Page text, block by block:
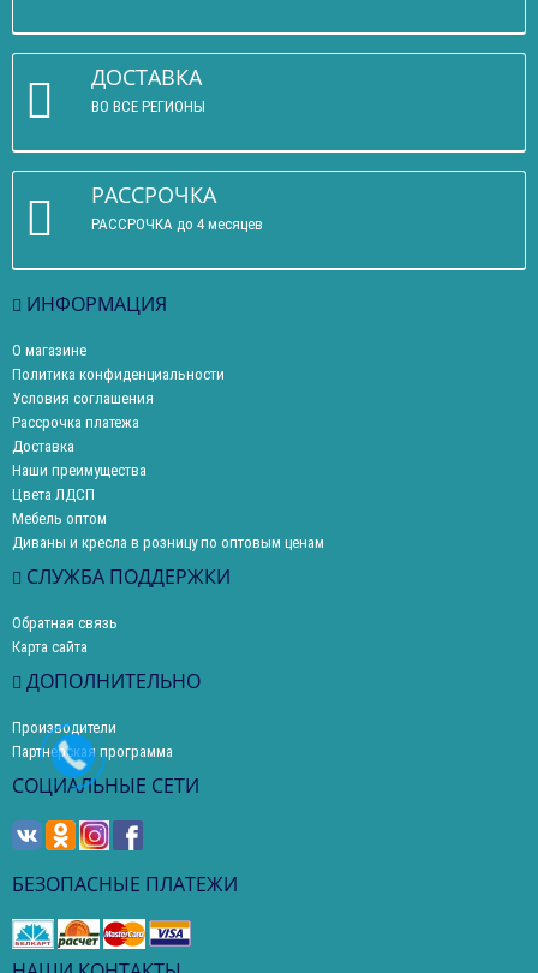
ДОСТАВКА
ВО ВСЕ РЕГИОНЫ
РАССРОЧКА
РАССРОЧКА до 4 месяцев
ИНФОРМАЦИЯ
О магазине
Политика конфиденциальности
Условия соглашения
Рассрочка платежа
Доставка
Наши преимущества
Цвета ЛДСП
Мебель оптом
Диваны и кресла в розницу по оптовым ценам
СЛУЖБА ПОДДЕРЖКИ
Обратная связь
Карта сайта
ДОПОЛНИТЕЛЬНО
Производители
Партнерская программа
СОЦИАЛЬНЫЕ СЕТИ
БЕЗОПАСНЫЕ ПЛАТЕЖИ